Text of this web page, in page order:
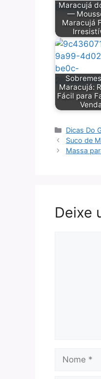
Maracujá
—
Maracujá
Maracujá:
Fácil para
Dicas Do
Suco de
Massa
Deixe